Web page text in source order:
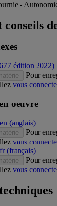
-
édition 2022)
Pour
vous
oeuvre
(anglais)
Pour
vous
(français)
Pour
vous